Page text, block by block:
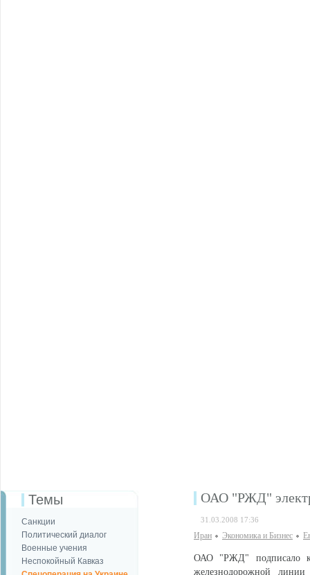
Темы
Санкции
Политический диалог
Военные учения
Неспокойный Кавказ
ОАО "РЖД"
31.03.2008 17:36
Иран Экономика и Бизнес
ОАО "РЖД" подписало
железнодорожной